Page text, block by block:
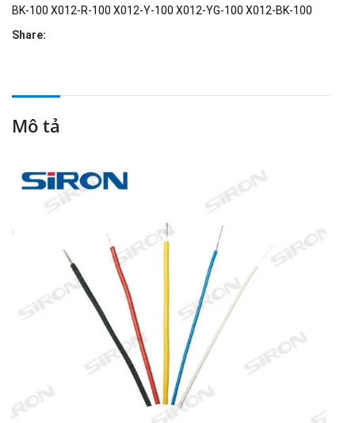
BK-100 X012-R-100 X012-Y-100 X012-YG-100 X012-BK-100
Share:
Mô tả